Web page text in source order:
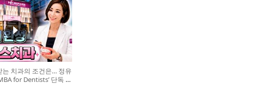
는 치과의 조건은… 정유
for Dentists’ 단독 특